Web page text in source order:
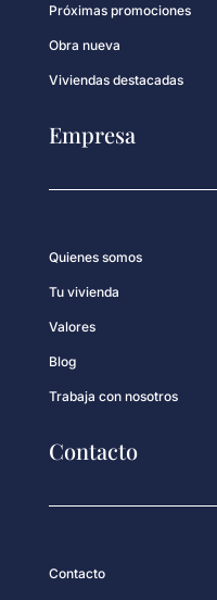
Próximas promociones
Obra nueva
Viviendas destacadas
Empresa
Quienes somos
Tu vivienda
Valores
Blog
Trabaja con nosotros
Contacto
Contacto